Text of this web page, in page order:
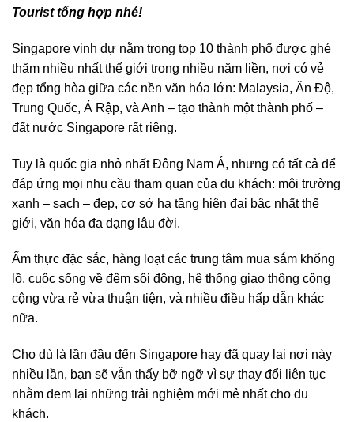
Touristtổng hợp nhé!
Singapore vinh dự nằm trong top 10 thành phố được ghé
thăm nhiều nhất thế giới trong nhiều năm liền, nơi có vẻ
đẹp tổng hòa giữa các nền văn hóa lớn: Malaysia, Ấn Độ,
Trung Quốc, Ả Rập, và Anh – tạo thành một thành phố –
đất nước Singapore rất riêng.
Tuy là quốc gia nhỏ nhất Đông Nam Á, nhưng có tất cả để
đáp ứng mọi nhu cầu tham quan của du khách: môi trường
xanh – sạch – đẹp, cơ sở hạ tầng hiện đại bậc nhất thế
giới, văn hóa đa dạng lâu đời.
Ẩm thực đặc sắc, hàng loạt các trung tâm mua sắm khổng
lồ, cuộc sống về đêm sôi động, hệ thống giao thông công
cộng vừa rẻ vừa thuận tiện, và nhiều điều hấp dẫn khác
nữa.
Cho dù là lần đầu đến Singapore hay đã quay lại nơi này
nhiều lần, bạn sẽ vẫn thấy bỡ ngỡ vì sự thay đổi liên tục
nhằm đem lại những trải nghiệm mới mẻ nhất cho du
khách.